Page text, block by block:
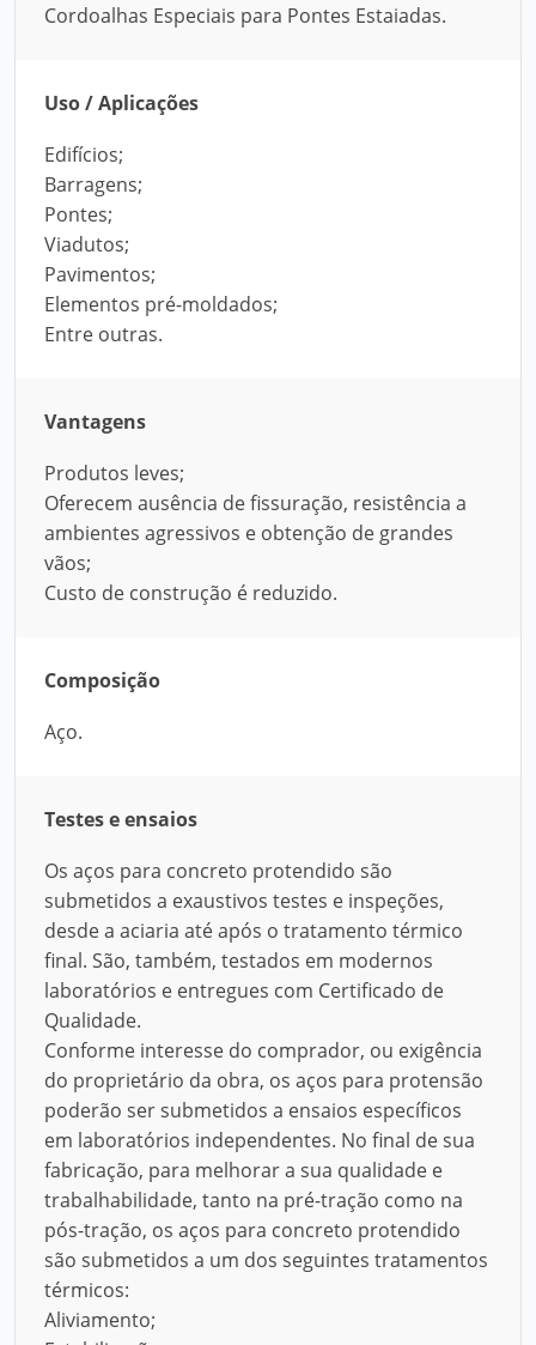
Cordoalhas Especiais para Pontes Estaiadas.
Uso / Aplicações
Edifícios;
Barragens;
Pontes;
Viadutos;
Pavimentos;
Elementos pré-moldados;
Entre outras.
Vantagens
Produtos leves;
Oferecem ausência de fissuração, resistência a
ambientes agressivos e obtenção de grandes
vãos;
Custo de construção é reduzido.
Composição
Aço.
Testes e ensaios
Os aços para concreto protendido são
submetidos a exaustivos testes e inspeções,
desde a aciaria até após o tratamento térmico
final. São, também, testados em modernos
laboratórios e entregues com Certificado de
Qualidade.
Conforme interesse do comprador, ou exigência
do proprietário da obra, os aços para protensão
poderão ser submetidos a ensaios específicos
em laboratórios independentes. No final de sua
fabricação, para melhorar a sua qualidade e
trabalhabilidade, tanto na pré-tração como na
pós-tração, os aços para concreto protendido
são submetidos a um dos seguintes tratamentos
térmicos:
Aliviamento;